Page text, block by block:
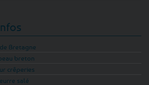
Bretagne
breton
crêperies
salé